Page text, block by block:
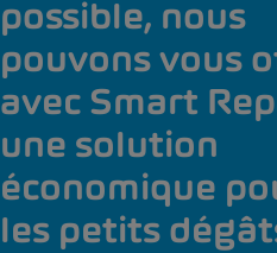
possible, nous
pouvons vous
avec Smart
une solution
économique
les petits